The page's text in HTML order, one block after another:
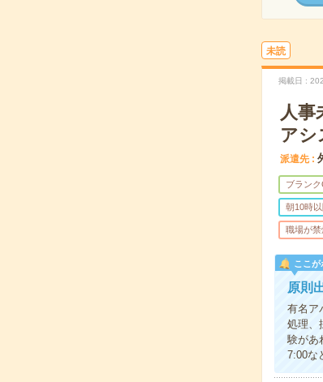
未読
掲載日
人事
アシ
派遣先
ブラン
朝10時
職場が禁
ここが
原則
有名ア
処理、
験があ
7:00な